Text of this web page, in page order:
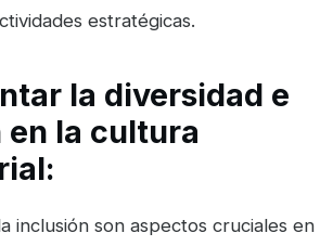
estratégicas.
la diversidad e
la cultura
inclusión son aspectos cruciales en